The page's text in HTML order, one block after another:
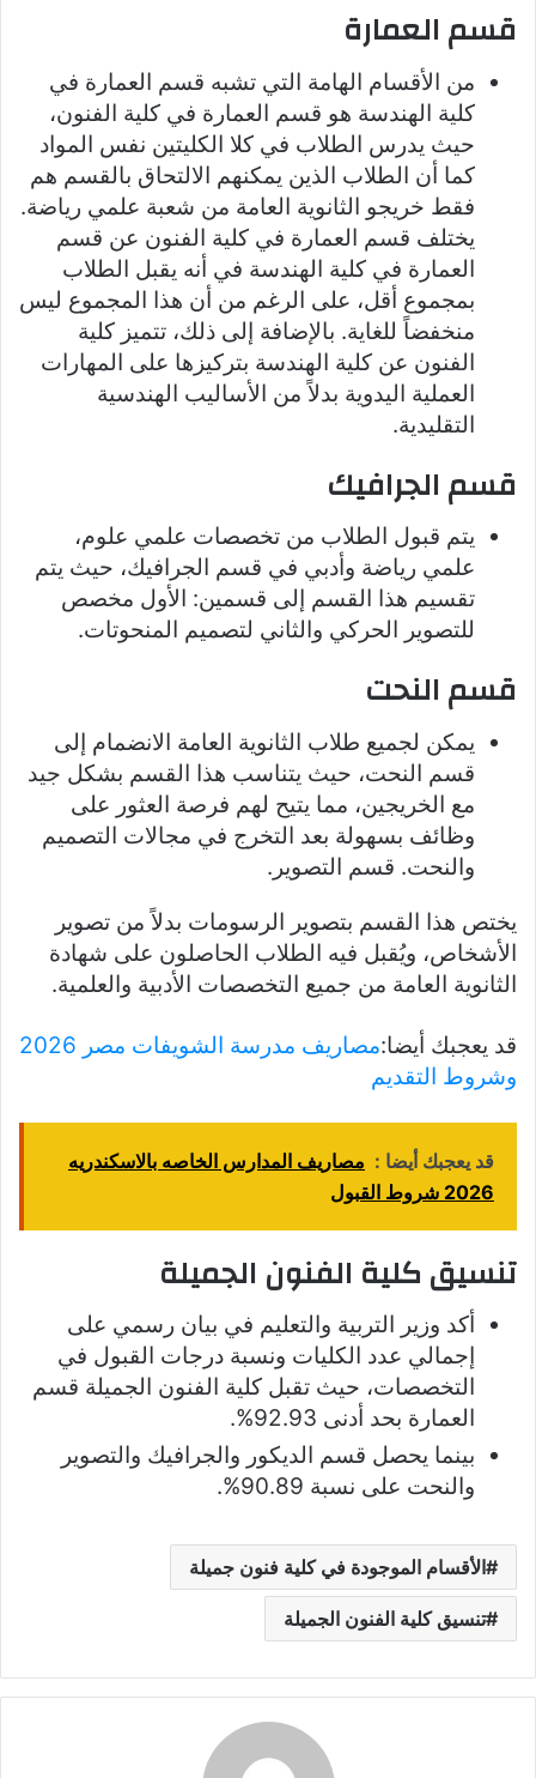
قسم العمارة
من الأقسام الهامة التي تشبه قسم العمارة في
كلية الهندسة هو قسم العمارة في كلية الفنون،
حيث يدرس الطلاب في كلا الكليتين نفس المواد
كما أن الطلاب الذين يمكنهم الالتحاق بالقسم هم
فقط خريجو الثانوية العامة من شعبة علمي رياضة.
يختلف قسم العمارة في كلية الفنون عن قسم
العمارة في كلية الهندسة في أنه يقبل الطلاب
بمجموع أقل، على الرغم من أن هذا المجموع ليس
منخفضاً للغاية. بالإضافة إلى ذلك، تتميز كلية
الفنون عن كلية الهندسة بتركيزها على المهارات
العملية اليدوية بدلاً من الأساليب الهندسية
التقليدية.
قسم الجرافيك
يتم قبول الطلاب من تخصصات علمي علوم،
علمي رياضة وأدبي في قسم الجرافيك، حيث يتم
تقسيم هذا القسم إلى قسمين: الأول مخصص
للتصوير الحركي والثاني لتصميم المنحوتات.
قسم النحت
يمكن لجميع طلاب الثانوية العامة الانضمام إلى
قسم النحت، حيث يتناسب هذا القسم بشكل جيد
مع الخريجين، مما يتيح لهم فرصة العثور على
وظائف بسهولة بعد التخرج في مجالات التصميم
والنحت. قسم التصوير.
يختص هذا القسم بتصوير الرسومات بدلاً من تصوير
الأشخاص، ويُقبل فيه الطلاب الحاصلون على شهادة
الثانوية العامة من جميع التخصصات الأدبية والعلمية.
قد يعجبك أيضا:
مصاريف مدرسة الشويفات مصر 2026
وشروط التقديم
قد يعجبك أيضا : مصاريف المدارس الخاصه بالاسكندريه
2026 شروط القبول
تنسيق كلية الفنون الجميلة
أكد وزير التربية والتعليم في بيان رسمي على
إجمالي عدد الكليات ونسبة درجات القبول في
التخصصات، حيث تقبل كلية الفنون الجميلة قسم
العمارة بحد أدنى 92.93%.
بينما يحصل قسم الديكور والجرافيك والتصوير
والنحت على نسبة 90.89%.
الأقسام الموجودة في كلية فنون جميلة
تنسيق كلية الفنون الجميلة